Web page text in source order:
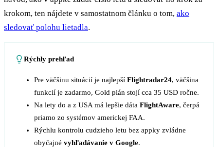
krokom, ten nájdete v samostatnom článku o tom, ako
sledovať polohu lietadla.
Rýchly prehľad
Pre väčšinu situácií je najlepšíFlightradar24, väčšina
funkcií je zadarmo, Gold plán stojí cca 35 USD ročne.
Na lety do a z USA má lepšie dátaFlightAware, čerpá
priamo zo systémov americkej FAA.
Rýchlu kontrolu cudzieho letu bez appky zvládne
obyčajnévyhľadávanie v Google.